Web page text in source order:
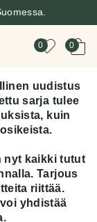
0 0
uudistus
sarja tulee
kuin
nyt kaikki tutut
Tarjous
riittää.
yhdistää